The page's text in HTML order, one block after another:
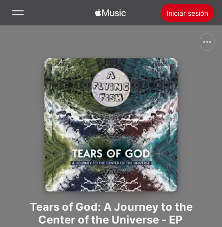
Iniciar sesión
Novedades
Radio
Instalar Apple Music
Tears of God: A Journey to the
Center of the Universe - EP